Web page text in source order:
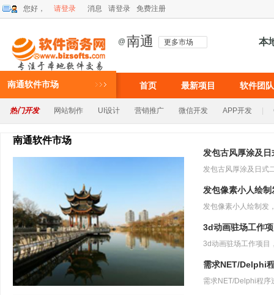
您好， 请登录 消息 请登录 免费注册
@ 南通 更多市场 本
南通软件市场 首页 最新项目 软件团队
热门开发 网站制作 UI设计 营销推广 微信开发 APP开发
南通软件市场
发包古风厚涂及日
发包像素小人绘制
3d动画驻场工作
需求NET/Delphi